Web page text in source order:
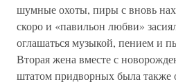
шумные охоты, пиры с вновь
скоро и «павильон любви»
оглашаться музыкой, пением и
Вторая жена вместе с
штатом придворных была также